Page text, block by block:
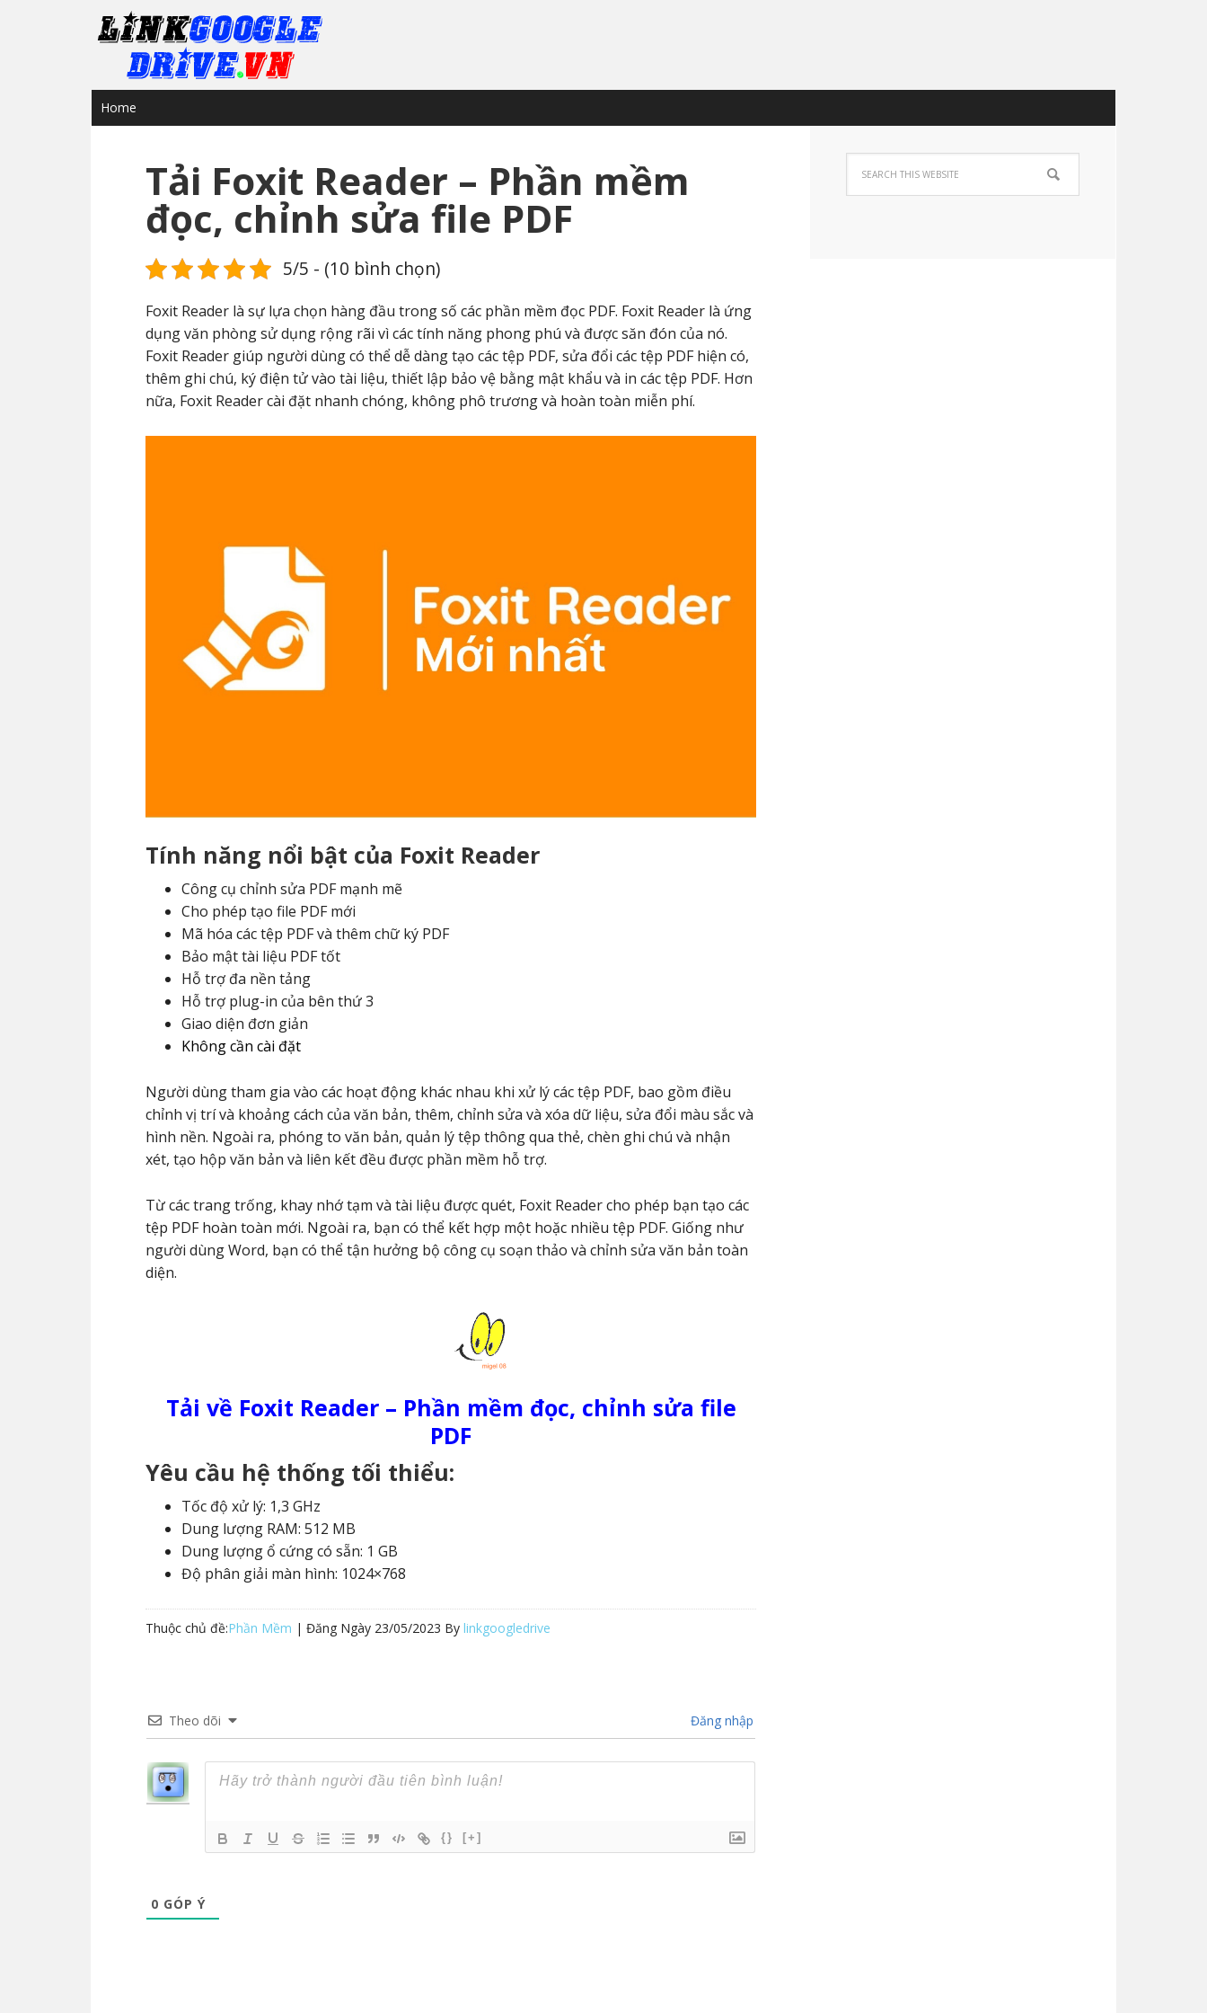
Home
Tải Foxit Reader – Phần mềm
đọc, chỉnh sửa file PDF
5/5 - (10 bình chọn)
Foxit Reader là sự lựa chọn hàng đầu trong số các phần mềm đọc PDF. Foxit Reader là ứng
dụng văn phòng sử dụng rộng rãi vì các tính năng phong phú và được săn đón của nó.
Foxit Reader giúp người dùng có thể dễ dàng tạo các tệp PDF, sửa đổi các tệp PDF hiện có,
thêm ghi chú, ký điện tử vào tài liệu, thiết lập bảo vệ bằng mật khẩu và in các tệp PDF. Hơn
nữa, Foxit Reader cài đặt nhanh chóng, không phô trương và hoàn toàn miễn phí.
Tính năng nổi bật của Foxit Reader
Công cụ chỉnh sửa PDF mạnh mẽ
Cho phép tạo file PDF mới
Mã hóa các tệp PDF và thêm chữ ký PDF
Bảo mật tài liệu PDF tốt
Hỗ trợ đa nền tảng
Hỗ trợ plug-in của bên thứ 3
Giao diện đơn giản
Không cần cài đặt
Người dùng tham gia vào các hoạt động khác nhau khi xử lý các tệp PDF, bao gồm điều
chỉnh vị trí và khoảng cách của văn bản, thêm, chỉnh sửa và xóa dữ liệu, sửa đổi màu sắc và
hình nền. Ngoài ra, phóng to văn bản, quản lý tệp thông qua thẻ, chèn ghi chú và nhận
xét, tạo hộp văn bản và liên kết đều được phần mềm hỗ trợ.
Từ các trang trống, khay nhớ tạm và tài liệu được quét, Foxit Reader cho phép bạn tạo các
tệp PDF hoàn toàn mới. Ngoài ra, bạn có thể kết hợp một hoặc nhiều tệp PDF. Giống như
người dùng Word, bạn có thể tận hưởng bộ công cụ soạn thảo và chỉnh sửa văn bản toàn
diện.
Tải về Foxit Reader – Phần mềm đọc, chỉnh sửa file
PDF
Yêu cầu hệ thống tối thiểu:
Tốc độ xử lý: 1,3 GHz
Dung lượng RAM: 512 MB
Dung lượng ổ cứng có sẵn: 1 GB
Độ phân giải màn hình: 1024×768
Thuộc chủ đề:Phần Mềm | Đăng Ngày 23/05/2023 By linkgoogledrive
Theo dõi Đăng nhập
{} [+]
0 GÓP Ý